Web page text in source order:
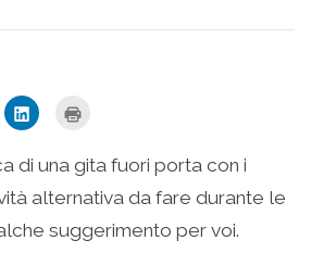
Fai
clic
condividere
su
LinkedIn
(Si
in
una
stampare
(Si
apre
in
nuova
finestra)
di una gita fuori porta con i
alternativa da fare durante le
suggerimento per voi.